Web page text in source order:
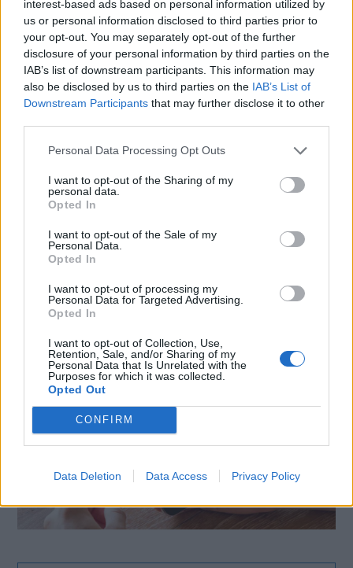
interest-based ads based on personal information utilized by
us or personal information disclosed to third parties prior to
your opt-out. You may separately opt-out of the further
disclosure of your personal information by third parties on the
IAB’s list of downstream participants. This information may
also be disclosed by us to third parties on the IAB’s List of
Downstream Participants that may further disclose it to other
Personal Data Processing Opt Outs
I want to opt-out of the Sharing of my
personal data.
Opted In
I want to opt-out of the Sale of my
Personal Data.
Opted In
I want to opt-out of processing my
Personal Data for Targeted Advertising.
Opted In
I want to opt-out of Collection, Use,
Retention, Sale, and/or Sharing of my
Personal Data that Is Unrelated with the
Purposes for which it was collected.
Opted Out
CONFIRM
Data Deletion Data Access Privacy Policy
tecnologia 4G dedicate al mondo del calcio con offerte tutto
incluso, ed è il primo Operatore che sviluppa il proprio brand
anche in altri settori attraverso la formula del licensing.
CS
X Mastodon
Stampa